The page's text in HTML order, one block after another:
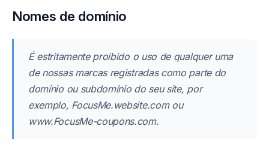
Nomes de domínio
É estritamente proibido o uso de qualquer uma
de nossas marcas registradas como parte do
domínio ou subdomínio do seu site, por
exemplo, FocusMe.website.com ou
www.FocusMe-coupons.com.